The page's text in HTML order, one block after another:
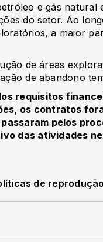
e gás natural
do setor. Ao
a maior
de áreas
de abandono
requisitos
os contratos
pelos
das atividades
de reprodução